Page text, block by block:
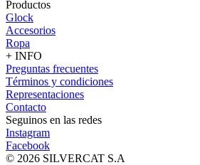
Productos
Glock
Accesorios
Ropa
+ INFO
Preguntas frecuentes
Términos y condiciones
Representaciones
Contacto
Seguinos en las redes
Instagram
Facebook
© 2026 SILVERCAT S.A